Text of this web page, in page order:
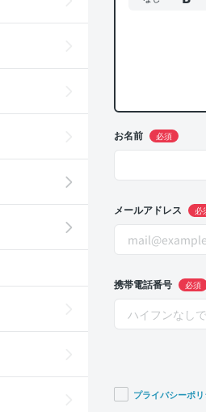
お名前 必須
メールアドレス 必
携帯電話番号 必須
プライバシーポ